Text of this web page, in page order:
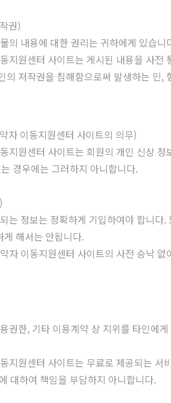
권)
의 내용에 대한 권리는 귀하에게 있습니
지원센터 사이트는 게시된 내용을 사
의 저작권을 침해함으로써 발생하는 민
자 이동지원센터 사이트의 의무)
지원센터 사이트는 회원의 개인 신상
경우에는 그러하지 아니합니다.
는 정보는 정확하게 기입하여야 합니
해서는 안됩니다.
자 이동지원센터 사이트의 사전 승낙
권한, 기타 이용계약 상 지위를 타인에
지원센터 사이트는 무료로 제공되는
대하여 책임을 부담하지 아니합니다.